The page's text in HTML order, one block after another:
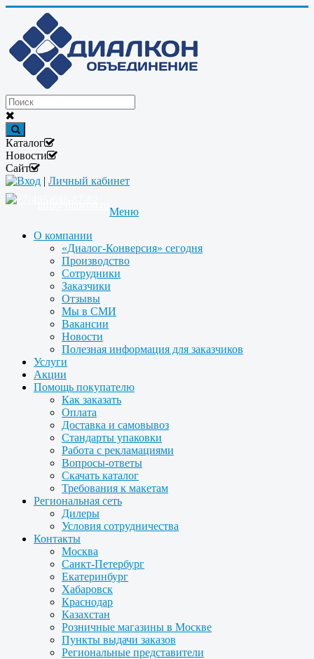
Каталог
Новости
Сайт
Вход | Личный кабинет
Меню
О компании
«Диалог-Конверсия» сегодня
Производство
Сотрудники
Заказчики
Отзывы
Мы в СМИ
Вакансии
Новости
Полезная информация для заказчиков
Услуги
Акции
Помощь покупателю
Как заказать
Оплата
Доставка и самовывоз
Стандарты упаковки
Работа с рекламациями
Вопросы-ответы
Скачать каталог
Требования к макетам
Региональная сеть
Дилеры
Условия сотрудничества
Контакты
Москва
Санкт-Петербург
Екатеринбург
Хабаровск
Краснодар
Казахстан
Розничные магазины в Москве
Пункты выдачи заказов
Региональные представители